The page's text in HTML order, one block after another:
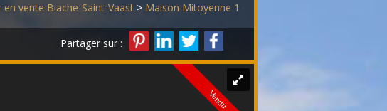
en vente Biache-Saint-Vaast > Maison Mitoyenne 1 côté en vente Biache-Saint-
Partager sur :
Vendu